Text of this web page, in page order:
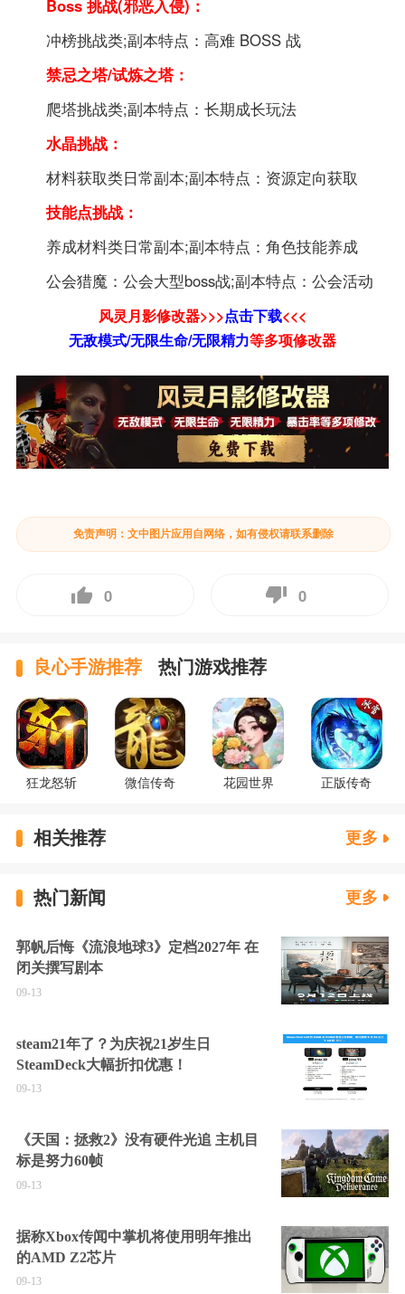
Boss 挑战(邪恶入侵)：
冲榜挑战类;副本特点：高难 BOSS 战
禁忌之塔/试炼之塔：
爬塔挑战类;副本特点：长期成长玩法
水晶挑战：
材料获取类日常副本;副本特点：资源定向获取
技能点挑战：
养成材料类日常副本;副本特点：角色技能养成
公会猎魔：公会大型boss战;副本特点：公会活动
风灵月影修改器>>>点击下载<<<
无敌模式/无限生命/无限精力等多项修改器
免责声明：文中图片应用自网络，如有侵权请联系删除
0 0
良心手游推荐 热门游戏推荐
狂龙怒斩 微信传奇 花园世界 正版传奇
相关推荐 更多
热门新闻 更多
郭帆后悔《流浪地球3》定档2027年 在
闭关撰写剧本
09-13
steam21年了？为庆祝21岁生日
SteamDeck大幅折扣优惠！
09-13
《天国：拯救2》没有硬件光追 主机目
标是努力60帧
09-13
据称Xbox传闻中掌机将使用明年推出
的AMD Z2芯片
09-13